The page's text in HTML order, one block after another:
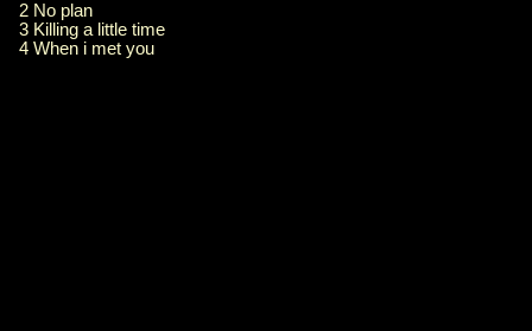
2 No plan
3 Killing a little time
4 When i met you